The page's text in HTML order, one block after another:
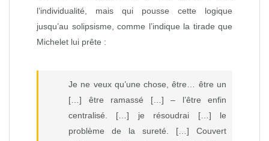
l’individualité, mais qui pousse cette logique
jusqu’au solipsisme, comme l’indique la tirade que
Michelet lui prête :
Je ne veux qu’une chose, être… être un
[…] être ramassé […] – l’être enfin
centralisé. […] je résoudrai […] le
problème de la sureté. […] Couvert